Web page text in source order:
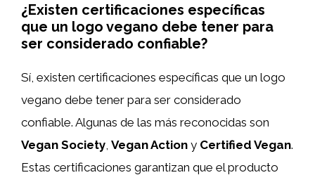
¿Existen certificaciones específicas
que un logo vegano debe tener para
ser considerado confiable?
Sí, existen certificaciones específicas que un logo
vegano debe tener para ser considerado
confiable. Algunas de las más reconocidas son
Vegan Society Vegan Action y Certified Vegan.
Estas certificaciones garantizan que el producto